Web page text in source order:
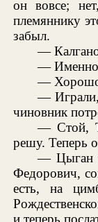
он вовсе;
племяннику
забыл.
—
— Именно
—
— Играли,
чиновник
— Стой,
решу. Теперь
— Цыган
Федорович,
есть, на
и теперь